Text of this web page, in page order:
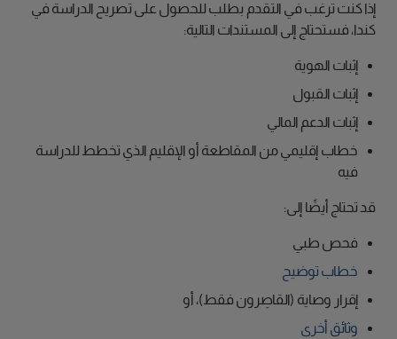
إذا كنت ترغب في التقدم بطلب للحصول على تصريح الدراسة في
كندا، فستحتاج إلى المستندات التالية:
إثبات الهوية
إثبات القبول
إثبات الدعم المالي
خطاب إقليمي من المقاطعة أو الإقليم الذي تخطط للدراسة
فيه
قد تحتاج أيضًا إلى:
فحص طبي
خطاب توضيح
إقرار وصاية (القاصِرون فقط)، أو
وثائق أخرى